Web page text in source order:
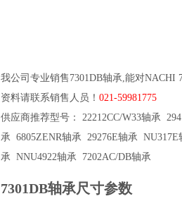
我公司专业销售7301DB轴承,能对NACHI
资料请联系销售人员！ 021-59981775
供应商推荐型号： 22212CC/W33轴承
承 6805ZENR轴承 29276E轴承
承 NNU4922轴承 7202AC/DB轴承
7301DB轴承尺寸参数